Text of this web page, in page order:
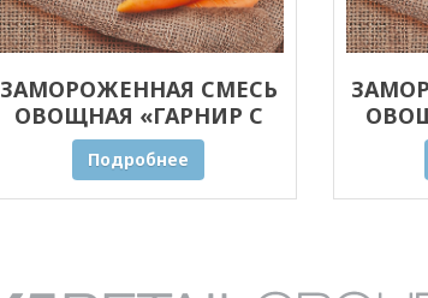
ЗАМОРОЖЕННАЯ СМЕСЬ
ОВОЩНАЯ «ГАРНИР С
ПРЯНЫМИ ТРАВАМИ» 20
КГ ОПТОМ
Подробнее